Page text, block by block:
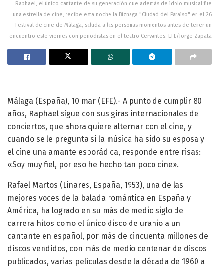
Raphael, el único cantante de su generación que además de ídolo musical fue
una estrella de cine, recibe esta noche la Biznaga "Ciudad del Paraíso" en el 26
Festival de cine de Málaga, saluda a las personas momentos antes de tener un
encuentro este viernes con periodistas en el teatro Cervantes. EFE/Jorge Zapata
Málaga (España), 10 mar (EFE).- A punto de cumplir 80
años, Raphael sigue con sus giras internacionales de
conciertos, que ahora quiere alternar con el cine, y
cuando se le pregunta si la música ha sido su esposa y
el cine una amante esporádica, responde entre risas:
«Soy muy fiel, por eso he hecho tan poco cine».
Rafael Martos (Linares, España, 1953), una de las
mejores voces de la balada romántica en España y
América, ha logrado en su más de medio siglo de
carrera hitos como el único disco de uranio a un
cantante en español, por más de cincuenta millones de
discos vendidos, con más de medio centenar de discos
publicados, varias películas desde la década de 1960 a